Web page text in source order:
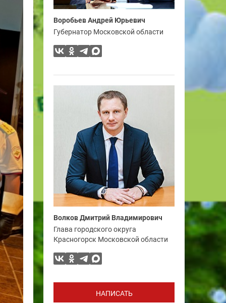
Воробьев Андрей Юрьевич
Губернатор Московской области
Волков Дмитрий Владимирович
Глава городского округа
Красногорск Московской области
НАПИСАТЬ